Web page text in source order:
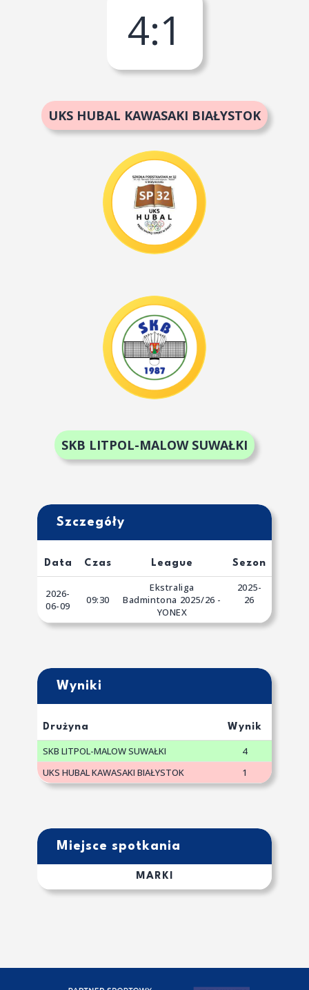
4:1
UKS HUBAL KAWASAKI BIAŁYSTOK
SKB LITPOL-MALOW SUWAŁKI
Szczegóły
Data Czas League Sezon
2026-
06-09
09:30
Ekstraliga
Badmintona 2025/26 -
YONEX
2025-
26
Wyniki
Drużyna Wynik
SKB LITPOL-MALOW SUWAŁKI
4
UKS HUBAL KAWASAKI BIAŁYSTOK
1
Miejsce spotkania
MARKI